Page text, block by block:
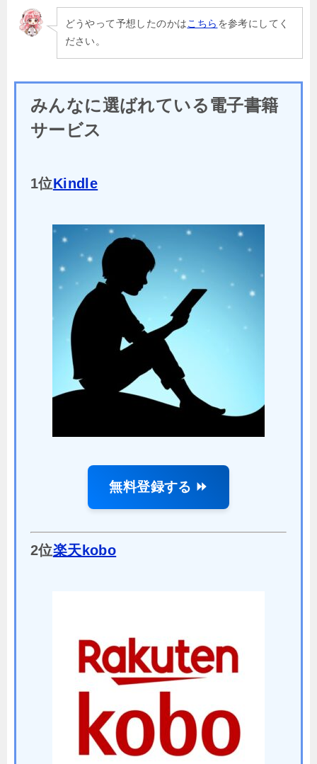
どうやって予想したのかはこちら を参考にしてく
ださい。
みんなに選ばれている電子書籍
サービス
1位Kindle
無料登録する ⏩
2位楽天kobo